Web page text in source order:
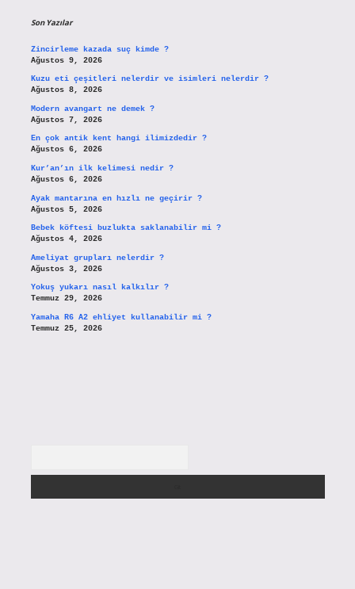
Son Yazılar
Zincirleme kazada suç kimde ?
Ağustos 9, 2026
Kuzu eti çeşitleri nelerdir ve isimleri nelerdir ?
Ağustos 8, 2026
Modern avangart ne demek ?
Ağustos 7, 2026
En çok antik kent hangi ilimizdedir ?
Ağustos 6, 2026
Kur’an’ın ilk kelimesi nedir ?
Ağustos 6, 2026
Ayak mantarına en hızlı ne geçirir ?
Ağustos 5, 2026
Bebek köftesi buzlukta saklanabilir mi ?
Ağustos 4, 2026
Ameliyat grupları nelerdir ?
Ağustos 3, 2026
Yokuş yukarı nasıl kalkılır ?
Temmuz 29, 2026
Yamaha R6 A2 ehliyet kullanabilir mi ?
Temmuz 25, 2026